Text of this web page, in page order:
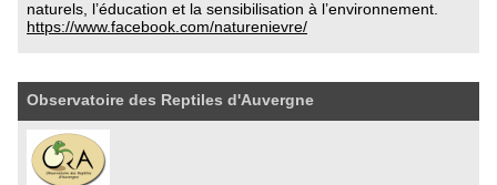
naturels, l’éducation et la sensibilisation à l’environnement.
https://www.facebook.com/naturenievre/
Observatoire des Reptiles d'Auvergne